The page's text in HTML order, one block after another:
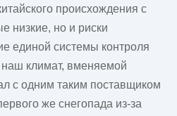
происхождения с
низкие, но и риски
единой системы контроля
наш климат, вменяемой
с одним таким поставщиком
же снегопада из-за